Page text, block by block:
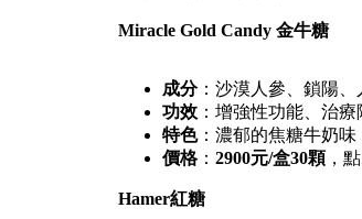
Miracle Gold Candy 金牛糖
成分：沙漠人參、鎖陽、
功效 ：增強性功能、治
特色：濃郁的焦糖牛奶味
價格： 2900元/盒30顆，
Hamer紅糖